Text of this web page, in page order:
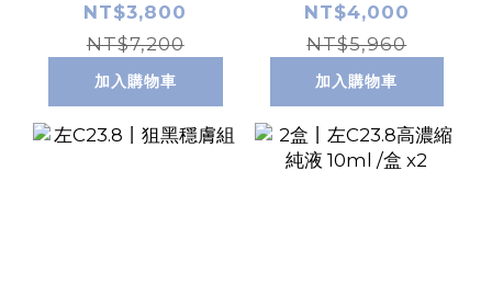
NT$3,800
NT$7,200
加入購物車
NT$4,000
NT$5,960
加入購物車